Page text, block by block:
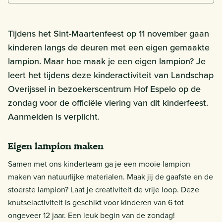
Tijdens het Sint-Maartenfeest op 11 november gaan
kinderen langs de deuren met een eigen gemaakte
lampion. Maar hoe maak je een eigen lampion? Je
leert het tijdens deze kinderactiviteit van Landschap
Overijssel in bezoekerscentrum Hof Espelo op de
zondag voor de officiële viering van dit kinderfeest.
Aanmelden is verplicht.
Eigen lampion maken
Samen met ons kinderteam ga je een mooie lampion
maken van natuurlijke materialen. Maak jij de gaafste en de
stoerste lampion? Laat je creativiteit de vrije loop. Deze
knutselactiviteit is geschikt voor kinderen van 6 tot
ongeveer 12 jaar. Een leuk begin van de zondag!